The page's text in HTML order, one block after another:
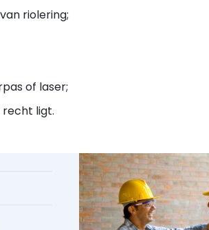
riolering;
of laser;
ligt.